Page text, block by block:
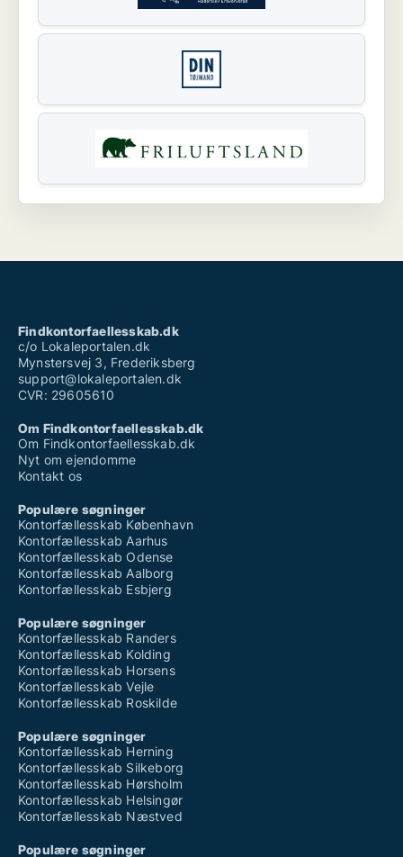
Findkontorfaellesskab.dk
c/o Lokaleportalen.dk
Mynstersvej 3, Frederiksberg
support@lokaleportalen.dk
CVR: 29605610
Om Findkontorfaellesskab.dk
Om Findkontorfaellesskab.dk
Nyt om ejendomme
Kontakt os
Populære søgninger
Kontorfællesskab København
Kontorfællesskab Aarhus
Kontorfællesskab Odense
Kontorfællesskab Aalborg
Kontorfællesskab Esbjerg
Populære søgninger
Kontorfællesskab Randers
Kontorfællesskab Kolding
Kontorfællesskab Horsens
Kontorfællesskab Vejle
Kontorfællesskab Roskilde
Populære søgninger
Kontorfællesskab Herning
Kontorfællesskab Silkeborg
Kontorfællesskab Hørsholm
Kontorfællesskab Helsingør
Kontorfællesskab Næstved
Populære søgninger